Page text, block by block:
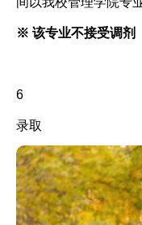
※ 该专业不接受调剂
6
录取